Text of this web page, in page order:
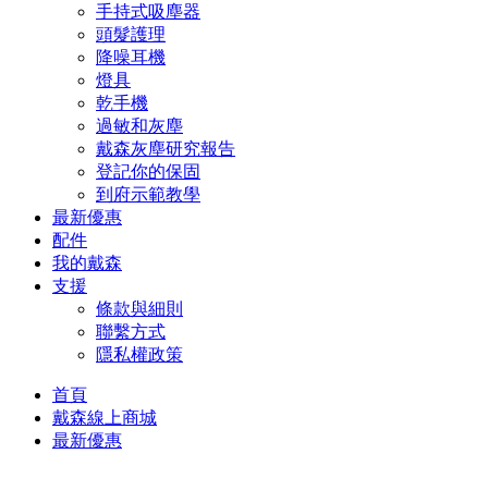
手持式吸塵器
頭髮護理
降噪耳機
燈具
乾手機
過敏和灰塵
戴森灰塵研究報告
登記你的保固
到府示範教學
最新優惠
配件
我的戴森
支援
條款與細則
聯繫方式
隱私權政策
首頁
戴森線上商城
最新優惠